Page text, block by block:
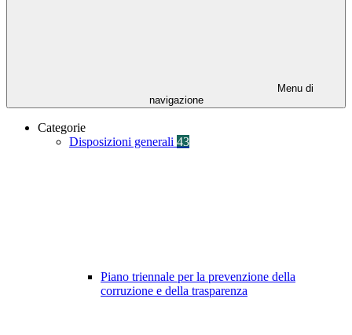
Menu di
navigazione
Categorie
Disposizioni generali 43
Piano triennale per la prevenzione della
corruzione e della trasparenza